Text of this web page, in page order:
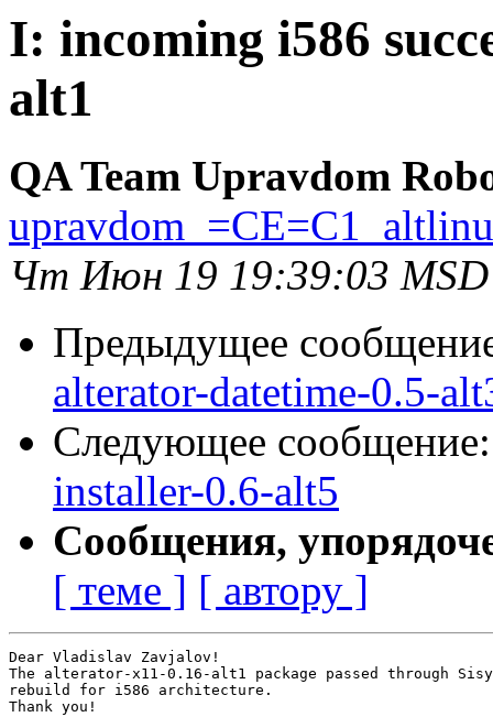
I: incoming i586
alt1
QA Team Upravdom
Чт Июн 19 19:39:03
Предыдущее
alterator-datetime-0.5-
Следующее
installer-0.6-alt5
Сообщения,
[ теме ] [ автору ]
Dear Vladislav Zavjalov!
The alterator-x11-0.16-alt1 package passed through
rebuild for i586 architecture.
Thank you!